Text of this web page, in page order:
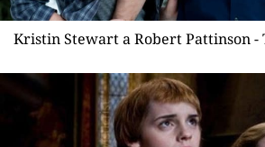
Kristin Stewart a Robert Pattinson